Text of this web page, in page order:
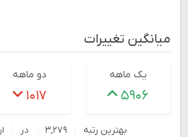
میانگین تغییرات
یک ماهه
۵۹۰۶
دو ماهه
۱۰۱۷
بهترین رتبه ۳,۲۷۹ در